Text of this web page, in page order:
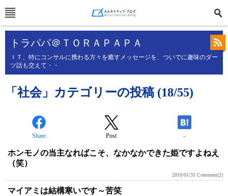
トラパパ＠ＴＯＲＡＰＡＰＡ
ＩＴ、特にコンサルに携わる方々を癒すメッセージを、ついでに趣味のダー
ツ話も交えて・・
「社会」カテゴリーの投稿 (18/55)
Share Post -
ホンモノの当主なればこそ、なかなかできた姫ですよねえ
（笑）
2010/01/31 Comment(2)
マイアミは結構寒いです～苦笑